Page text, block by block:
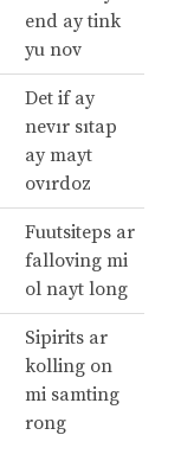
end ay tink
yu nov
Det if ay
nevır sıtap
ay mayt
ovırdoz
Fuutsiteps ar
falloving mi
ol nayt long
Sipirits ar
kolling on
mi samting
rong